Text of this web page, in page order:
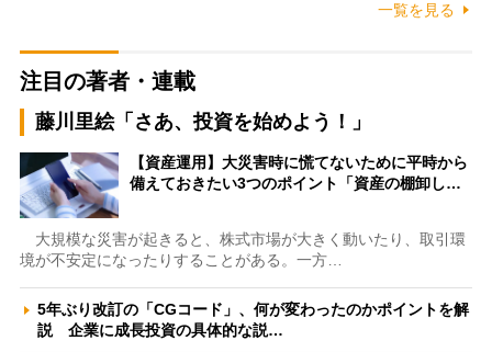
一覧を見る
注目の著者・連載
藤川里絵「さあ、投資を始めよう！」
【資産運用】大災害時に慌てないために平時から
備えておきたい3つのポイント「資産の棚卸し…
大規模な災害が起きると、株式市場が大きく動いたり、取引環
境が不安定になったりすることがある。一方…
5年ぶり改訂の「CGコード」、何が変わったのかポイントを解
説 企業に成長投資の具体的な説…